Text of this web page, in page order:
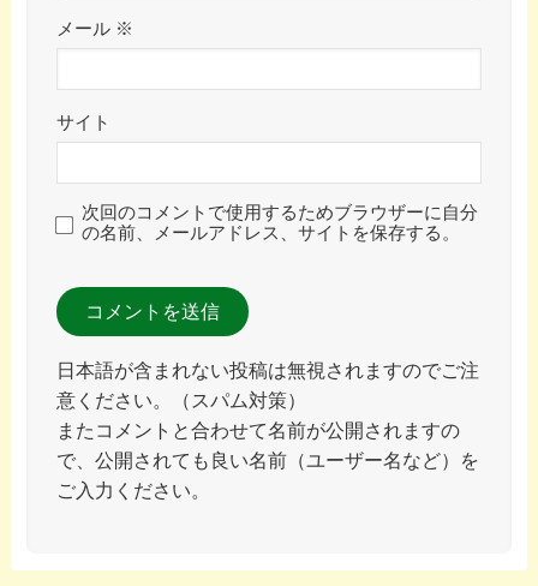
メール ※
サイト
次回のコメントで使用するためブラウザーに自分
の名前、メールアドレス、サイトを保存する。
日本語が含まれない投稿は無視されますのでご注
意ください。（スパム対策）
またコメントと合わせて名前が公開されますの
で、公開されても良い名前（ユーザー名など）を
ご入力ください。